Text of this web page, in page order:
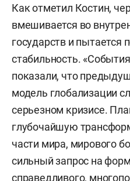
Как отметил Костин,
вмешивается во
государств и пытается
стабильность.
показали, что
модель глобализации
серьезном кризисе.
глубочайшую
части мира, мирового
сильный запрос на
справедливого,